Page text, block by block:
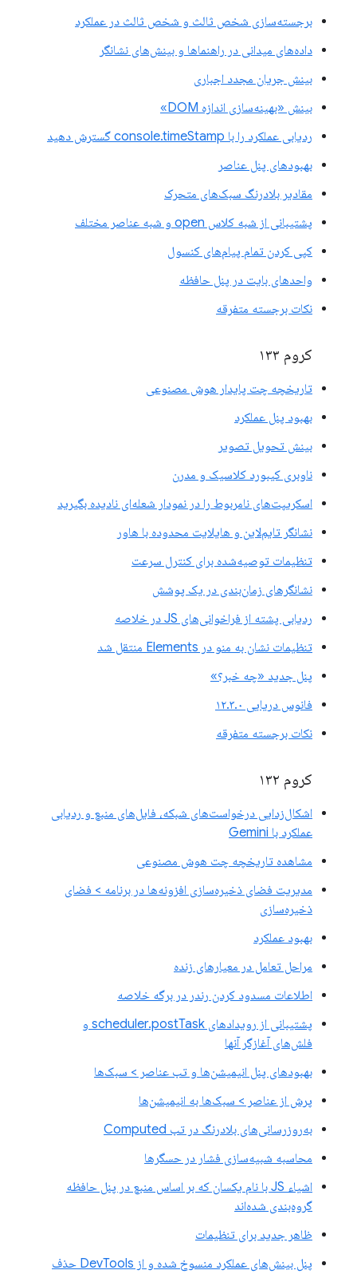
برجسته‌سازی شخص ثالث و شخص ثالث در عملکرد
داده‌های میدانی در راهنماها و بینش‌های نشانگر
بینش جریان مجدد اجباری
بینش «بهینه‌سازی اندازه DOM»
ردیابی عملکرد را با console.timeStamp گسترش دهید
بهبودهای پنل عناصر
مقادیر بلادرنگ سبک‌های متحرک
پشتیبانی از شبه کلاس open و شبه عناصر مختلف
کپی کردن تمام پیام‌های کنسول
واحدهای بایت در پنل حافظه
نکات برجسته متفرقه
کروم ۱۳۳
تاریخچه چت پایدار هوش مصنوعی
بهبود پنل عملکرد
بینش تحویل تصویر
ناوبری کیبورد کلاسیک و مدرن
اسکریپت‌های نامربوط را در نمودار شعله‌ای نادیده بگیرید
نشانگر تایم‌لاین و هایلایت محدوده با هاور
تنظیمات توصیه‌شده برای کنترل سرعت
نشانگرهای زمان‌بندی در یک پوشش
ردیابی پشته از فراخوانی‌های JS در خلاصه
تنظیمات نشان به منو در Elements منتقل شد
پنل جدید «چه خبر؟»
فانوس دریایی ۱۲.۳.۰
نکات برجسته متفرقه
کروم ۱۳۲
اشکال‌زدایی درخواست‌های شبکه، فایل‌های منبع و ردیابی
عملکرد با Gemini
مشاهده تاریخچه چت هوش مصنوعی
مدیریت فضای ذخیره‌سازی افزونه‌ها در برنامه > فضای
ذخیره‌سازی
بهبود عملکرد
مراحل تعامل در معیارهای زنده
اطلاعات مسدود کردن رندر در برگه خلاصه
پشتیبانی از رویدادهای scheduler.postTask و
فلش‌های آغازگر آنها
بهبودهای پنل انیمیشن‌ها و تب عناصر > سبک‌ها
پرش از عناصر > سبک‌ها به انیمیشن‌ها
به‌روزرسانی‌های بلادرنگ در تب Computed
محاسبه شبیه‌سازی فشار در حسگرها
اشیاء JS با نام یکسان که بر اساس منبع در پنل حافظه
گروه‌بندی شده‌اند
ظاهر جدید برای تنظیمات
پنل بینش‌های عملکرد منسوخ شده و از DevTools حذف